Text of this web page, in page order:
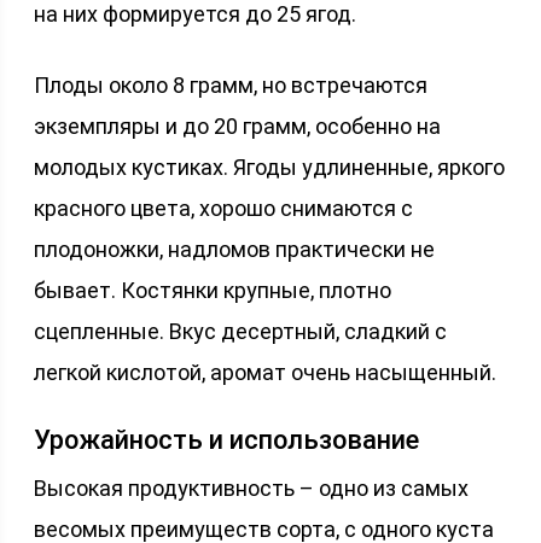
на них формируется до 25 ягод.
Плоды около 8 грамм, но встречаются
экземпляры и до 20 грамм, особенно на
молодых кустиках. Ягоды удлиненные, яркого
красного цвета, хорошо снимаются с
плодоножки, надломов практически не
бывает. Костянки крупные, плотно
сцепленные. Вкус десертный, сладкий с
легкой кислотой, аромат очень насыщенный.
Урожайность и использование
Высокая продуктивность – одно из самых
весомых преимуществ сорта, с одного куста